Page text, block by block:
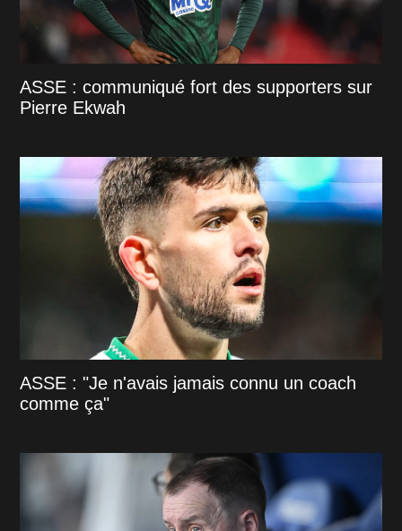
ASSE : communiqué fort des supporters sur
Pierre Ekwah
ASSE : "Je n'avais jamais connu un coach
comme ça"